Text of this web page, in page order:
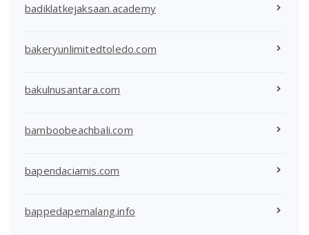
badiklatkejaksaan.academy
bakeryunlimitedtoledo.com
bakulnusantara.com
bamboobeachbali.com
bapendaciamis.com
bappedapemalang.info